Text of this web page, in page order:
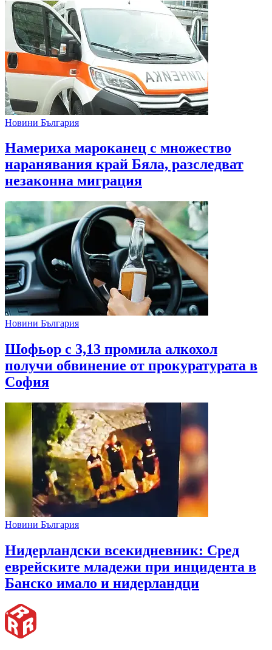
Новини България
Намериха мароканец с множество
наранявания край Бяла, разследват
незаконна миграция
Новини България
Шофьор с 3,13 промила алкохол
получи обвинение от прокуратурата в
София
Новини България
Нидерландски всекидневник: Сред
еврейските младежи при инцидента в
Банско имало и нидерландци